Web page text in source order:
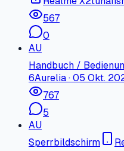
567
0
AU
Handbuch /
6Aurelia·05 Okt.
767
5
AU
Sperrbildschirm